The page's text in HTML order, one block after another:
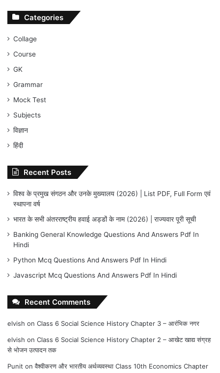
Categories
Collage
Course
GK
Grammar
Mock Test
Subjects
विज्ञान
हिंदी
Recent Posts
विश्व के प्रमुख संगठन और उनके मुख्यालय (2026) | List PDF, Full Form एवं
स्थापना वर्ष
भारत के सभी अंतरराष्ट्रीय हवाई अड्डों के नाम (2026) | राज्यवार पूरी सूची
Banking General Knowledge Questions And Answers Pdf In
Hindi
Python Mcq Questions And Answers Pdf In Hindi
Javascript Mcq Questions And Answers Pdf In Hindi
Recent Comments
elvish on Class 6 Social Science History Chapter 3 – आरंभिक नगर
elvish on Class 6 Social Science History Chapter 2 – आखेट खाद्य संग्रह
से भोजन उत्पादन तक
Punit onवैश्वीकरण और भारतीय अर्थव्यवस्था Class 10th Economics Chapter